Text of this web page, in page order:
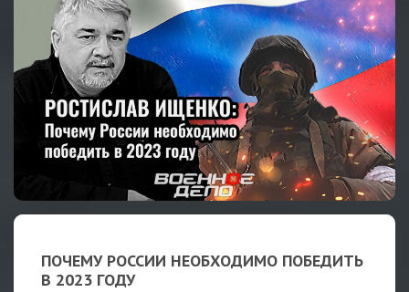
ПОЧЕМУ РОССИИ НЕОБХОДИМО ПОБЕДИТЬ
В 2023 ГОДУ